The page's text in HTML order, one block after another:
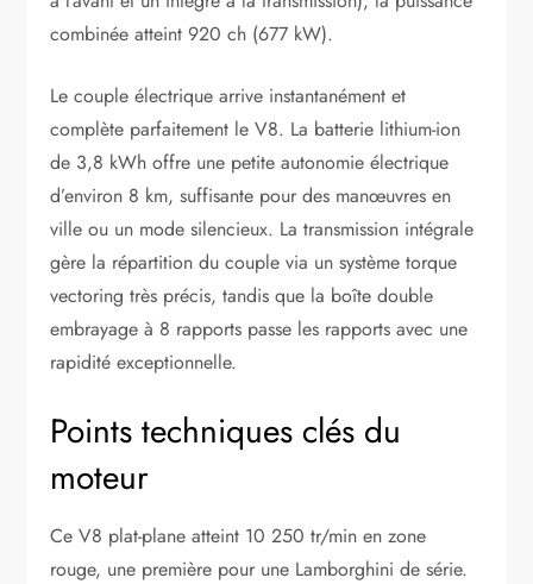
combinée atteint 920 ch (677 kW).
Le couple électrique arrive instantanément et
complète parfaitement le V8. La batterie lithium-ion
de 3,8 kWh offre une petite autonomie électrique
d’environ 8 km, suffisante pour des manœuvres en
ville ou un mode silencieux. La transmission intégrale
gère la répartition du couple via un système torque
vectoring très précis, tandis que la boîte double
embrayage à 8 rapports passe les rapports avec une
rapidité exceptionnelle.
Points techniques clés du
moteur
Ce V8 plat-plane atteint 10 250 tr/min en zone
rouge, une première pour une Lamborghini de série.